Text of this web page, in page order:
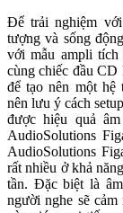
Để trải nghiệm
tượng và sống
với mẫu ampli
cùng chiếc đầu CD
để tạo nên một hệ
nên lưu ý cách
được hiệu quả
AudioSolutions
AudioSolutions
rất nhiều ở khả
tần. Đặc biệt là
người nghe sẽ